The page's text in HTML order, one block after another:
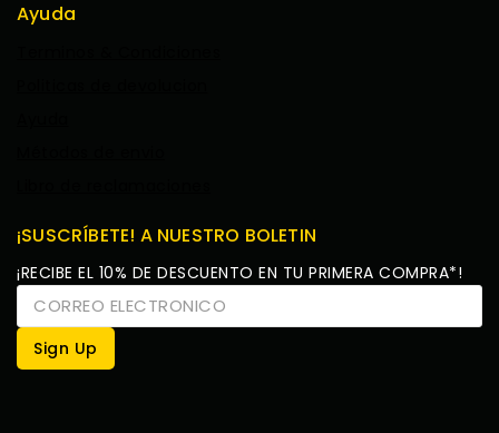
Ayuda
¡SUSCRÍBETE! A NUESTRO BOLETIN
¡RECIBE EL 10% DE DESCUENTO EN TU PRIMERA COMPRA*!